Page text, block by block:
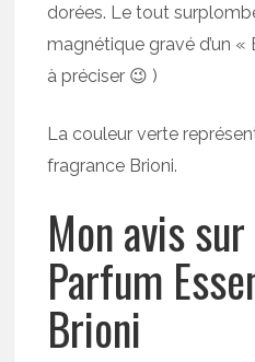
dorées. Le tout
magnétique gravé d’un «
à préciser 😉 )
La couleur verte
fragrance Brioni.
Mon avis
Parfum
Brioni